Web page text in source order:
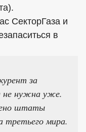
СекторГаза и
в
за
не нужна уже.
штаты
третьего мира.